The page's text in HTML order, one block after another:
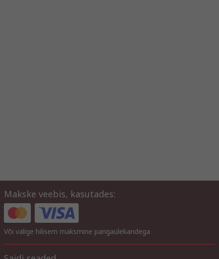
Makske veebis, kasutades:
Või valige hilisem maksmine pangaülekandega